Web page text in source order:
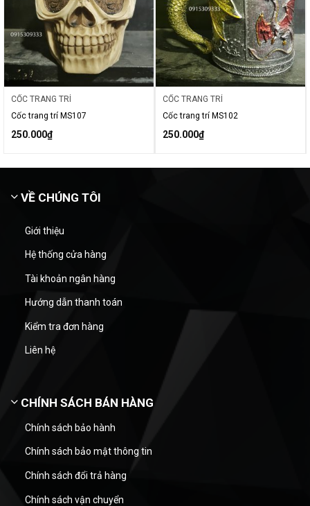
CỐC TRANG TRÍ
Cốc trang trí MS107
250.000₫
CỐC TRANG TRÍ
Cốc trang trí MS102
250.000₫
VỀ CHÚNG TÔI
Giới thiệu
Hệ thống cửa hàng
Tài khoản ngân hàng
Hướng dẫn thanh toán
Kiểm tra đơn hàng
Liên hệ
CHÍNH SÁCH BÁN HÀNG
Chính sách bảo hành
Chính sách bảo mật thông tin
Chính sách đổi trả hàng
Chính sách vận chuyển